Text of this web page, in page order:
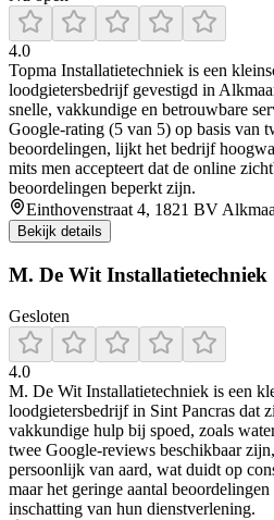
4.0
Topma Installatietechniek is een
loodgietersbedrijf gevestigd in
snelle, vakkundige en betrouwbare
Google-rating (5 van 5) op basis van
beoordelingen, lijkt het bedrijf
mits men accepteert dat de online
beoordelingen beperkt zijn.
Einthovenstraat 4, 1821 BV
Bekijk details
M. De Wit Installatietechniek
Gesloten
4.0
M. De Wit Installatietechniek is een
loodgietersbedrijf in Sint Pancras dat
vakkundige hulp bij spoed, zoals
twee Google-reviews beschikbaar
persoonlijk van aard, wat duidt op
maar het geringe aantal
inschatting van hun dienstverlening.